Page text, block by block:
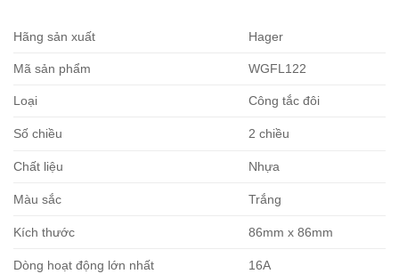
Hãng sản xuất Hager
Mã sản phẩm WGFL122
Loại Công tắc đôi
Số chiều 2 chiều
Chất liệu Nhựa
Màu sắc Trắng
Kích thước 86mm x 86mm
Dòng hoạt động lớn nhất 16A